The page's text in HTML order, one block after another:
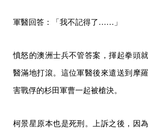
軍醫回答：「我不記得了……」
憤怒的澳洲士兵不管答案，揮起拳頭
醫滿地打滾。這位軍醫後來遣送到摩
害戰俘的杉田軍曹一起被槍決。
柯景星原本也是死刑。上訴之後，因